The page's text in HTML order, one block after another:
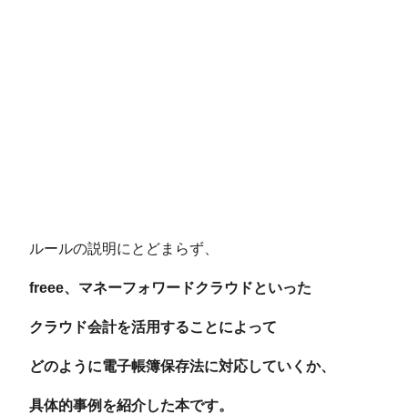
ルールの説明にとどまらず、
freee、マネーフォワードクラウドといった
クラウド会計を活用することによって
どのように電子帳簿保存法に対応していくか、
具体的事例を紹介した本です。